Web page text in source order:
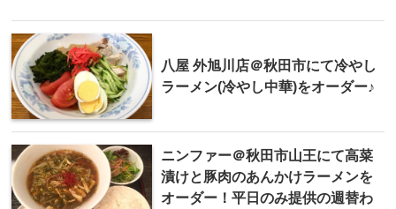
八屋 外旭川店＠秋田市にて冷やし
ラーメン(冷やし中華)をオーダー♪
ニンファー＠秋田市山王にて高菜
漬けと豚肉のあんかけラーメンを
オーダー！平日のみ提供の週替わ